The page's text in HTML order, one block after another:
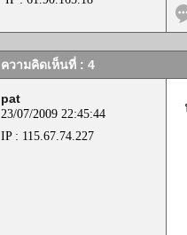
ความคิดเห็นที่ : 4
pat
23/07/2009 22:45:44
IP : 115.67.74.227